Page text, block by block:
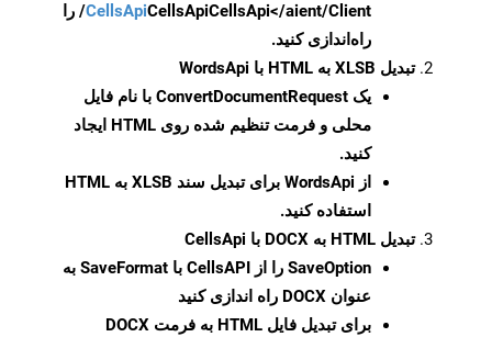
CellsApiCellsApi
CellsApi</aient/Client/ را
راه‌اندازی کنید.
تبدیل XLSB به HTML با WordsApi
یک ConvertDocumentRequest با نام فایل
محلی و فرمت تنظیم شده روی HTML ایجاد
کنید.
از WordsApi برای تبدیل سند XLSB به HTML
استفاده کنید.
تبدیل HTML به DOCX با CellsApi
SaveOption
را از CellsAPI با SaveFormat به
عنوان DOCX راه اندازی کنید
برای تبدیل فایل HTML به فرمت
DOCX